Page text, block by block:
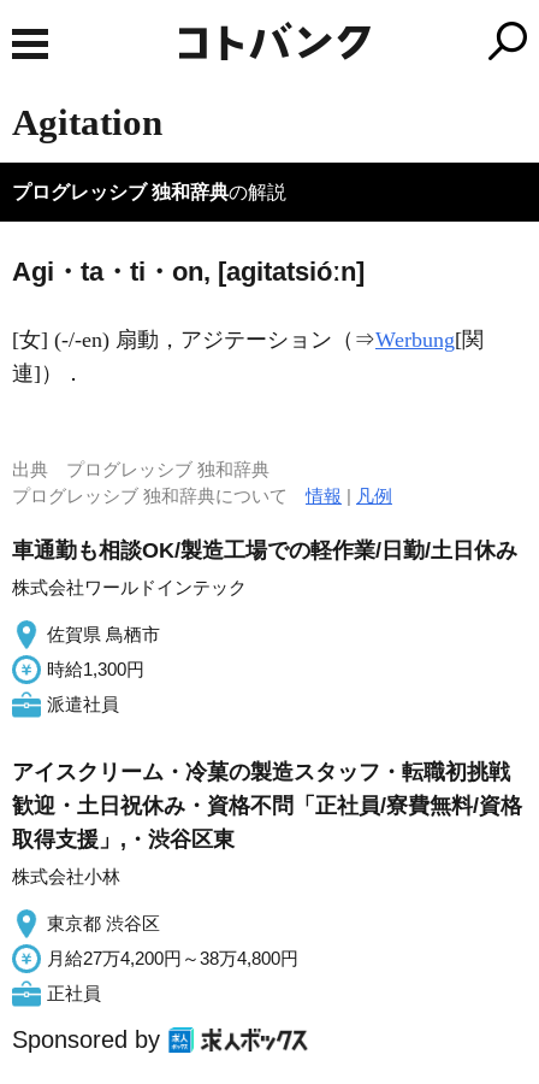
Agitation
プログレッシブ 独和辞典の解説
Agi・ta・ti・on, [aɡitatsióːn]
[女] (-/-en) 扇動，アジテーション（⇒Werbung[関
連]）．
出典 プログレッシブ 独和辞典
プログレッシブ 独和辞典について情報 | 凡例
車通勤も相談OK/製造工場での軽作業/日勤/土日休み
株式会社ワールドインテック
佐賀県 鳥栖市
時給1,300円
派遣社員
アイスクリーム・冷菓の製造スタッフ・転職初挑戦
歓迎・土日祝休み・資格不問「正社員/寮費無料/資格
取得支援」,・渋谷区東
株式会社小林
東京都 渋谷区
月給27万4,200円～38万4,800円
正社員
Sponsored by